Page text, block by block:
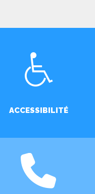
ACCESSIBILITÉ